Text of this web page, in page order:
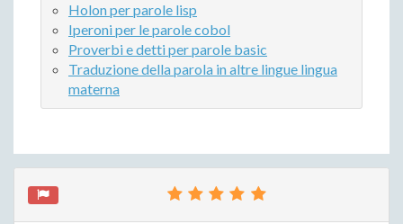
Holon per parole lisp
Iperoni per le parole cobol
Proverbi e detti per parole basic
Traduzione della parola in altre lingue lingua
materna